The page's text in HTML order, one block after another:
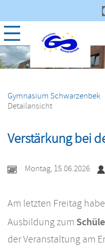
Gymnasium Schwarzenbek
Detailansicht
Verstärkung bei
Montag, 15.06.2026
Am letzten Freitag
Ausbildung zum
der Veranstaltung am